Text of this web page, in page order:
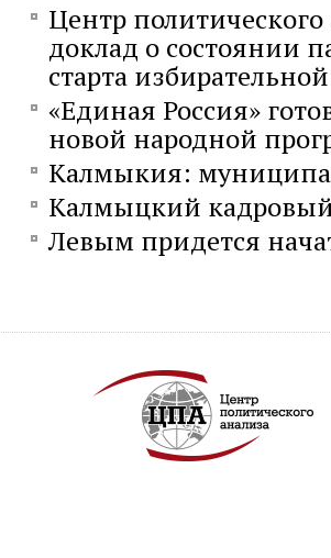
Центр
доклад о состоянии
старта
«Единая Россия»
новой народной
Калмыкия:
Калмыцкий
Левым придется